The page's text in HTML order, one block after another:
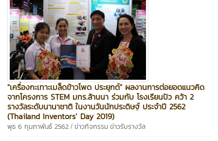
"เครื่องกะเทาะเมล็ดข้าวโพด ประยุกต์" ผลงานการต่อยอดแนวคิด
จากโครงการ STEM มทร.ล้านนา ร่วมกับ โรงเรียนปัว คว้า 2
รางวัลระดับนานาชาติ ในงานวันนักประดิษฐ์ ประจำปี 2562
(Thailand Inventors’ Day 2019)
พุธ 6 กุมภาพันธ์ 2562 / ข่าวกิจกรรมข่าวรับรางวัล